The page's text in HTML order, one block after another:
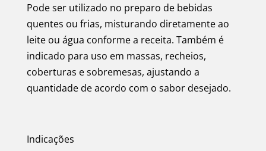
Pode ser utilizado no preparo de bebidas
quentes ou frias, misturando diretamente ao
leite ou água conforme a receita. Também é
indicado para uso em massas, recheios,
coberturas e sobremesas, ajustando a
quantidade de acordo com o sabor desejado.
Indicações